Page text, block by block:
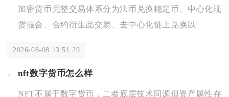
加密货币完整交易体系分为法币兑换稳定币、中心化现
货撮合、合约衍生品交易、去中心化链上兑换以
2026-08-08 13:51:29
nft数字货币怎么样
NFT不属于数字货币，二者底层技术同源但资产属性存